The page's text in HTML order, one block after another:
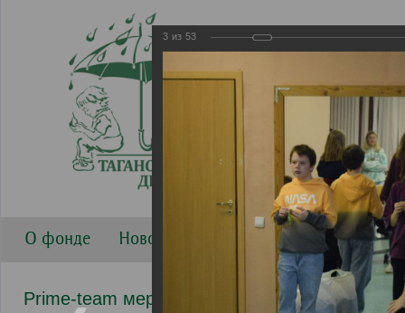
О фонде Новости Направления работы
Prime-team мероприятия
3 из 53